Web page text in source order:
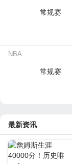
常规赛
NBA
常规赛
最新资讯